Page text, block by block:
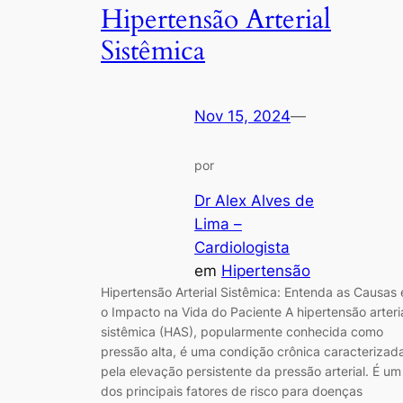
Hipertensão Arterial
Sistêmica
Nov 15, 2024—
por
Dr Alex Alves de
Lima –
Cardiologista
em Hipertensão
Hipertensão Arterial Sistêmica: Entenda as Causas
o Impacto na Vida do Paciente A hipertensão
sistêmica (HAS), popularmente conhecida como
pressão alta, é uma condição crônica
pela elevação persistente da pressão arterial. É um
dos principais fatores de risco para doenças